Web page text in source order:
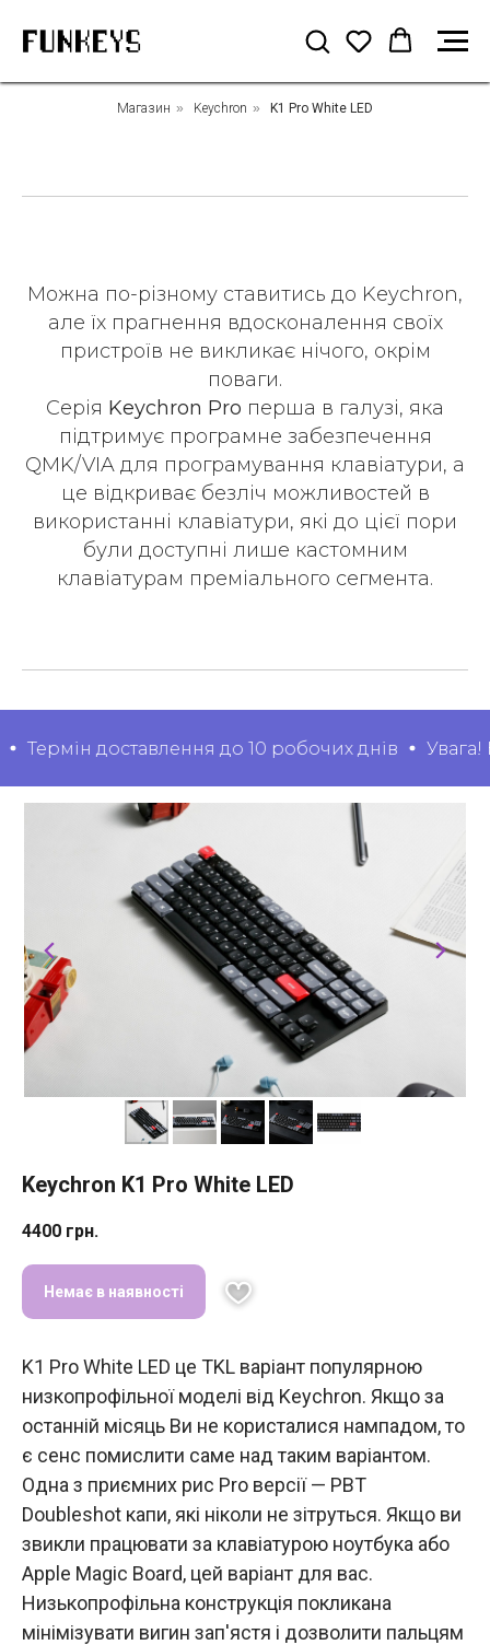
Магазин » Keychron » K1 Pro White LED
Можна по-різному ставитись до Keychron,
але їх прагнення вдосконалення своїх
пристроїв не викликає нічого, окрім
поваги.
Серія Keychron Pro перша в галузі, яка
підтримує програмне забезпечення
QMK/VIA для програмування клавіатури, а
це відкриває безліч можливостей в
використанні клавіатури, які до цієї пори
були доступні лише кастомним
клавіатурам преміального сегмента.
Термін доставлення до 10 робочих днів Увага!
Keychron K1 Pro White LED
4400 грн.
Немає в наявності
K1 Pro White LED це TKL варіант популярною
низкопрофільної моделі від Keychron. Якщо за
останній місяць Ви не користалися нампадом, то
є сенс помислити саме над таким варіантом.
Одна з приємних рис Pro версії — PBT
Doubleshot капи, які ніколи не зітруться. Якщо ви
звикли працювати за клавіатурою ноутбука або
Apple Magic Board, цей варіант для вас.
Низькопрофільна конструкція покликана
мінімізувати вигин зап'ястя і дозволити пальцям